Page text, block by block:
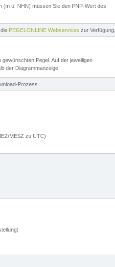
(m ü. NHN) müssen Sie den PNP-Wert des
PEGELONLINE Webservices zur Verfügung.
gewünschten Pegel. Auf der jeweiligen
der Diagrammanzeige.
Prozess.
MESZ zu UTC)